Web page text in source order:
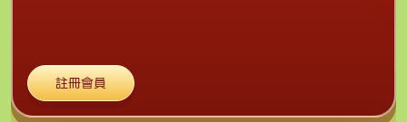
註冊會員